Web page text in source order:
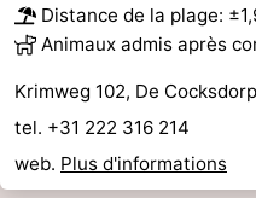
Distance de la plage:
Animaux admis après
Krimweg 102, De
tel. +31 222 316 214
web. Plus d'informations